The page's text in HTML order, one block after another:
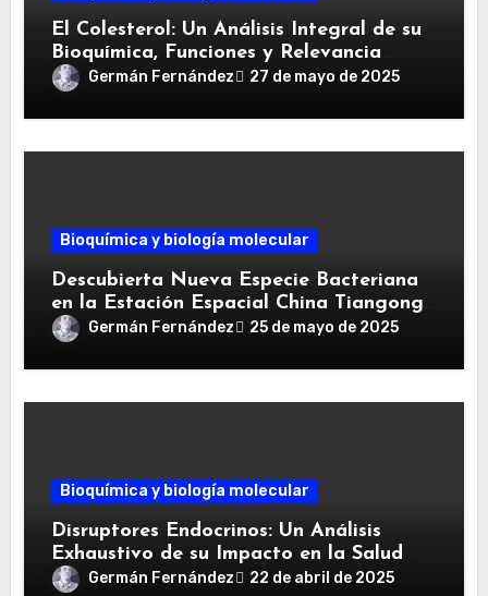
El Colesterol: Un Análisis Integral de su
Bioquímica, Funciones y Relevancia
ClínicaGermán Fernández 27 de mayo de 2025
Bioquímica y biología molecular
Descubierta Nueva Especie Bacteriana
en la Estación Espacial China Tiangong:
Niallia tiangongensis
Germán Fernández 25 de mayo de 2025
Bioquímica y biología molecular
Disruptores Endocrinos: Un Análisis
Exhaustivo de su Impacto en la Salud
Humana y Estrategias de Mitigación
Germán Fernández 22 de abril de 2025